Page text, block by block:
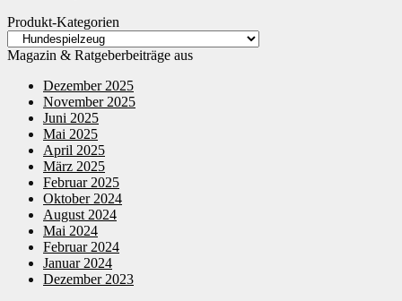
Produkt-Kategorien
Magazin & Ratgeberbeiträge aus
Dezember 2025
November 2025
Juni 2025
Mai 2025
April 2025
März 2025
Februar 2025
Oktober 2024
August 2024
Mai 2024
Februar 2024
Januar 2024
Dezember 2023